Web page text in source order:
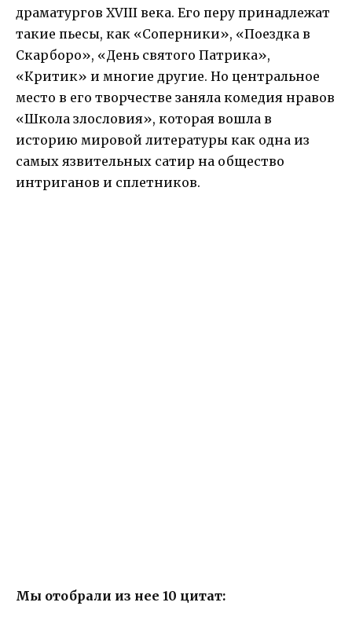
драматургов XVIII века. Его перу принадлежат
такие пьесы, как «Соперники», «Поездка в
Скарборо», «День святого Патрика»,
«Критик» и многие другие. Но центральное
место в его творчестве заняла комедия нравов
«Школа злословия», которая вошла в
историю мировой литературы как одна из
самых язвительных сатир на общество
интриганов и сплетников.
Мы отобрали из нее 10 цитат: